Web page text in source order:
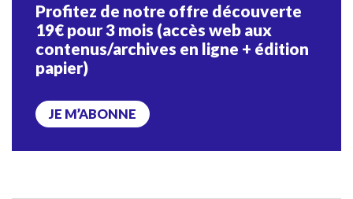
Profitez de notre offre découverte
19€ pour 3 mois (accès web aux
contenus/archives en ligne + édition
papier)
JE M’ABONNE